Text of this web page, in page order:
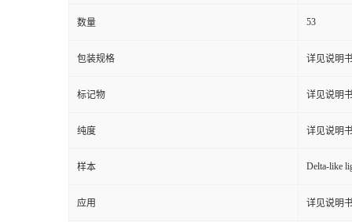
数量 53
包装规格 详见说明
标记物 详见说明
纯度 详见说明
样本 Delta-like
应用 详见说明